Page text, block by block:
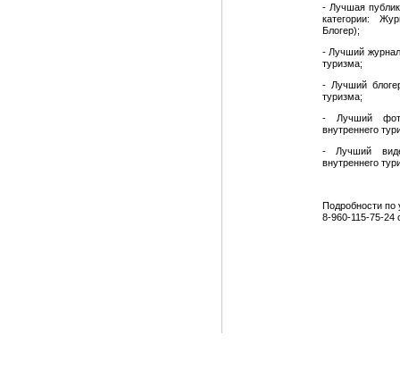
- Лучшая
категории:
Блогер);
- Лучший
туризма;
- Лучший
туризма;
- Лучший
внутреннего
- Лучший
внутреннего
Подробности по
8-960-115-75-24